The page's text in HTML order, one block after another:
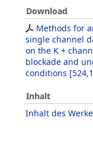
Download
Methods for
single channel
on the K +
blockade and
conditions [
Inhalt
Inhalt des